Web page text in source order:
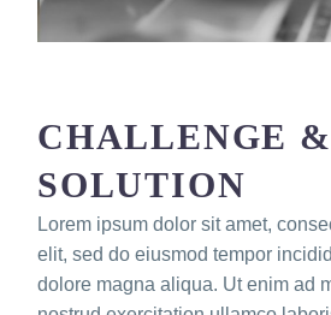
CHALLENGE &
SOLUTION
Lorem ipsum dolor sit amet,
elit, sed do eiusmod tempor
dolore magna aliqua. Ut enim ad